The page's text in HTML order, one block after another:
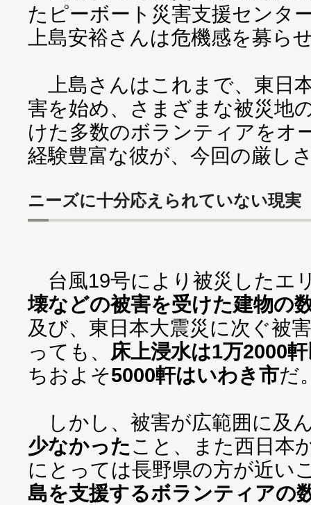
たピーボート災害支援センタ
上島安裕さんは危機感を募ら
上島さんはこれまで、東日
害を始め、さまざまな被災地
けた多数のボランティアをオ
経験豊富な彼が、今回の厳し
ニーズに十分応えられていない現実
台風19号により被災したエ
壊などの被害を受けた建物の
及び、東日本大震災に次ぐ被
っても、 床上浸水は1万2000
ちおよそ5000軒はいわき市だ
しかし、被害が広範囲に及
少なかったこと、また西日本
にとっては長野県の方が近い
島を支援するボランティアの